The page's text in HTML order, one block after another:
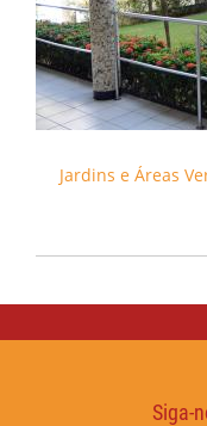
Jardins e Áreas
Siga-